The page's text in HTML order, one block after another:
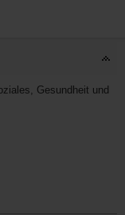
Gesundheit und